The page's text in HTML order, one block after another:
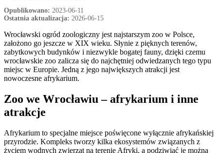
Opublikowano: 2023-06-11
Ostatnia aktualizacja: 2026-06-15
Wrocławski ogród zoologiczny jest najstarszym zoo w Polsce,
założono go jeszcze w XIX wieku. Słynie z pięknych terenów,
zabytkowych budynków i niezwykle bogatej fauny, dzięki czemu
wrocławskie zoo zalicza się do najchętniej odwiedzanych tego typu
miejsc w Europie. Jedną z jego największych atrakcji jest
nowoczesne afrykarium.
Zoo we Wrocławiu – afrykarium i inne
atrakcje
Afrykarium to specjalne miejsce poświęcone wyłącznie afrykańskiej
przyrodzie. Kompleks tworzy kilka ekosystemów związanych z
życiem wodnych zwierząt na terenie Afryki, a podziwiać je można